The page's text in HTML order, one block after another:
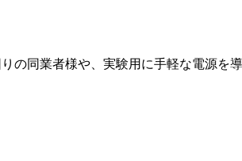
の同業者様や、実験用に手軽な電源を